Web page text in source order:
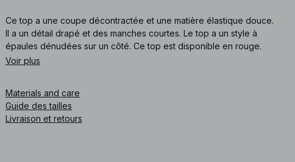
Ce top a une coupe décontractée et une matière élastique douce.
Il a un détail drapé et des manches courtes. Le top a un style à
épaules dénudées sur un côté. Ce top est disponible en rouge.
Voir plus
Materials and care
Guide des tailles
Livraison et retours